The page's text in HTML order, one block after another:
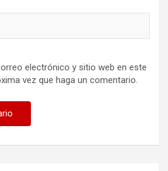
electrónico y sitio web en este
vez que haga un comentario.